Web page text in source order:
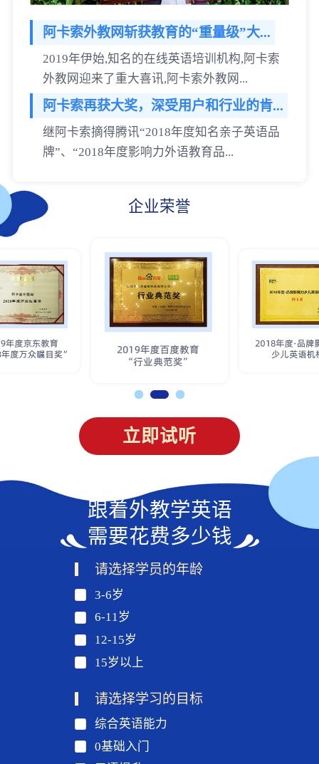
阿卡索外教网斩获教育的“重量级”大...
2019年伊始,知名的在线英语培训机构,阿卡索
外教网迎来了重大喜讯,阿卡索外教网...
阿卡索再获大奖，深受用户和行业的肯...
继阿卡索摘得腾讯“2018年度知名亲子英语品
牌”、“2018年度影响力外语教育品...
企业荣誉
立即试听
跟着外教学英语
需要花费多少钱
请选择学员的年龄
3-6岁
6-11岁
12-15岁
15岁以上
请选择学习的目标
综合英语能力
0基础入门